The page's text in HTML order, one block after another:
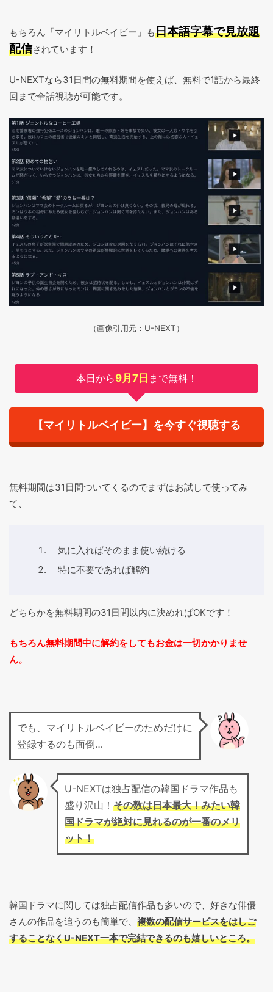
もちろん「マイリトルベイビー」も日本語字幕で見放題
配信されています！
U-NEXTなら31日間の無料期間を使えば、無料で1話から最終
回まで全話視聴が可能です。
（画像引用元：U-NEXT）
本日から9月7日 まで無料！
【マイリトルベイビー】を今すぐ視聴する
無料期間は31日間ついてくるのでまずはお試しで使ってみ
て、
気に入ればそのまま使い続ける
特に不要であれば解約
どちらかを無料期間の31日間以内に決めればOKです！
もちろん無料期間中に解約をしてもお金は一切かかりませ
ん。
でも、マイリトルベイビーのためだけに
登録するのも面倒…
U-NEXTは独占配信の韓国ドラマ作品も
盛り沢山！ その数は日本最大！みたい韓
国ドラマが絶対に見れるのが一番のメリ
ット！
韓国ドラマに関しては独占配信作品も多いので、好きな俳優
さんの作品を追うのも簡単で、 複数の配信サービスをはしご
することなくU-NEXT一本で完結できるのも嬉しいところ。